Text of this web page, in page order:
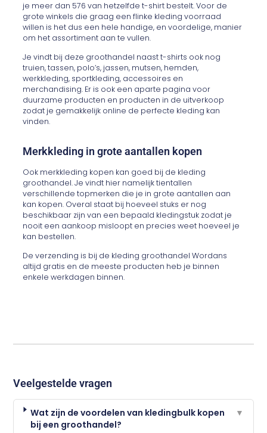
je meer dan 576 van hetzelfde t-shirt bestelt. Voor de
grote winkels die graag een flinke kleding voorraad
willen is het dus een hele handige, en voordelige, manier
om het assortiment aan te vullen.
Je vindt bij deze groothandel naast t-shirts ook nog
truien, tassen, polo’s, jassen, mutsen, hemden,
werkkleding, sportkleding, accessoires en
merchandising. Er is ook een aparte pagina voor
duurzame producten en producten in de uitverkoop
zodat je gemakkelijk online de perfecte kleding kan
vinden.
Merkkleding in grote aantallen kopen
Ook merkkleding kopen kan goed bij de kleding
groothandel. Je vindt hier namelijk tientallen
verschillende topmerken die je in grote aantallen aan
kan kopen. Overal staat bij hoeveel stuks er nog
beschikbaar zijn van een bepaald kledingstuk zodat je
nooit een aankoop misloopt en precies weet hoeveel je
kan bestellen.
De verzending is bij de kleding groothandel Wordans
altijd gratis en de meeste producten heb je binnen
enkele werkdagen binnen.
Veelgestelde vragen
Wat zijn de voordelen van kledingbulk kopen
bij een groothandel?
▼